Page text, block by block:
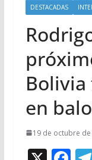
DESTACADAS
en
19 de octubre de